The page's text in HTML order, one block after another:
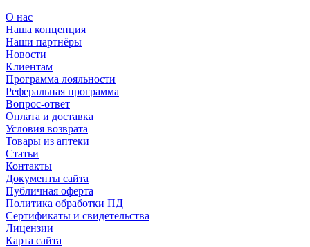
О нас
Наша концепция
Наши партнёры
Новости
Клиентам
Программа лояльности
Реферальная программа
Вопрос-ответ
Оплата и доставка
Условия возврата
Товары из аптеки
Статьи
Контакты
Документы сайта
Публичная оферта
Политика обработки ПД
Сертификаты и свидетельства
Лицензии
Карта сайта